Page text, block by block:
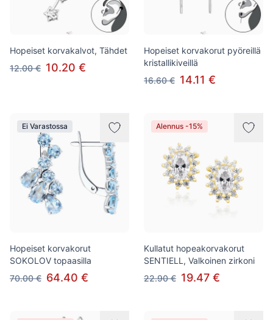
Hopeiset korvakalvot, Tähdet
12.00 € 10.20 €
Hopeiset korvakorut pyöreillä
kristallikiveillä
16.60 € 14.11 €
Ei Varastossa
Hopeiset korvakorut
SOKOLOV topaasilla
70.00 € 64.40 €
Alennus -15%
Kullatut hopeakorvakorut
SENTIELL, Valkoinen zirkoni
22.90 € 19.47 €